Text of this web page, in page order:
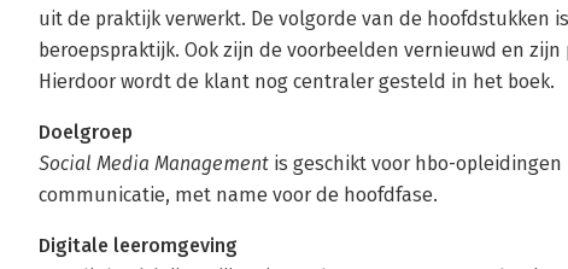
uit de praktijk verwerkt. De volgorde van de hoofdstukken
beroepspraktijk. Ook zijn de voorbeelden vernieuwd en
Hierdoor wordt de klant nog centraler gesteld in het boek.
Doelgroep
Social Media Management is geschikt voor hbo-
communicatie, met name voor de hoofdfase.
Digitale leeromgeving